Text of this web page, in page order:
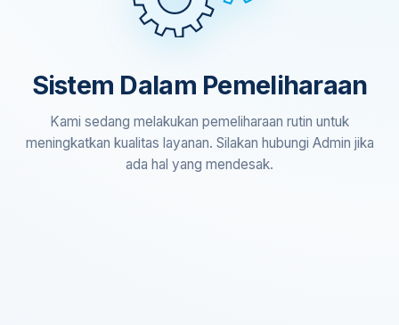
Sistem Dalam Pemeliharaan
Kami sedang melakukan pemeliharaan rutin untuk
meningkatkan kualitas layanan. Silakan hubungi Admin jika
ada hal yang mendesak.